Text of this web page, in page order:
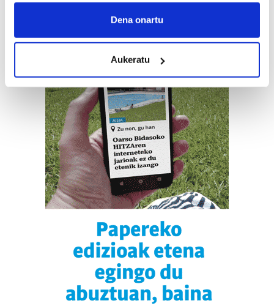
Collect information about your geographical
Identify your device by actively scanning it for
specific characteristics (fingerprinting)
Find out more about how your personal data is processed
and set your preferences in thedetails section.
Guk eta gure bazkideek zure datu pertsonalak
prozesatzen ditugu, zure IP zenbakia, besteak beste,
teknologia erabiliz, cookieak adibidez, iragarki eta eduki
pertsonalizatuak eskaintzeko, iragarkiak eta edukia
neurtzeko, jendeari buruzko informazioa biltzeko eta
produktuak garatzeko. Zure datuak nork eta zertarako
erabiltzen dituen hauta dezakezu.
Bazkide batzuek ez dizute baimenik eskatzen, eta beren
interes komertzial legitimoetan babesten dira. Ikusi gure
bazkideen zerrenda, beren ustez zein helburutarako
duten interes legitimoa eta horren aurka nola egin
Dena onartu
Aukeratu